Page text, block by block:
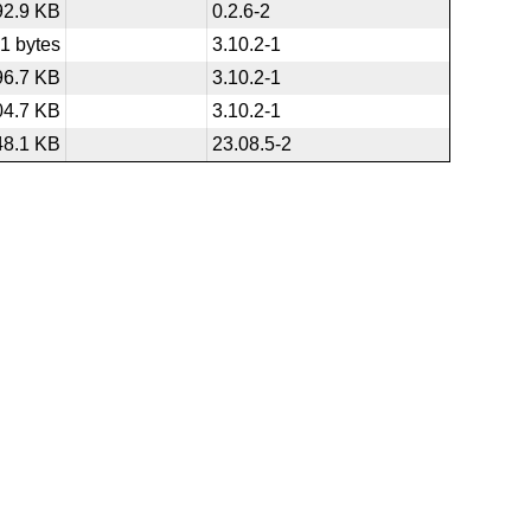
KB
0.2.6-2
bytes
3.10.2-1
KB
3.10.2-1
KB
3.10.2-1
KB 23.08.5-2